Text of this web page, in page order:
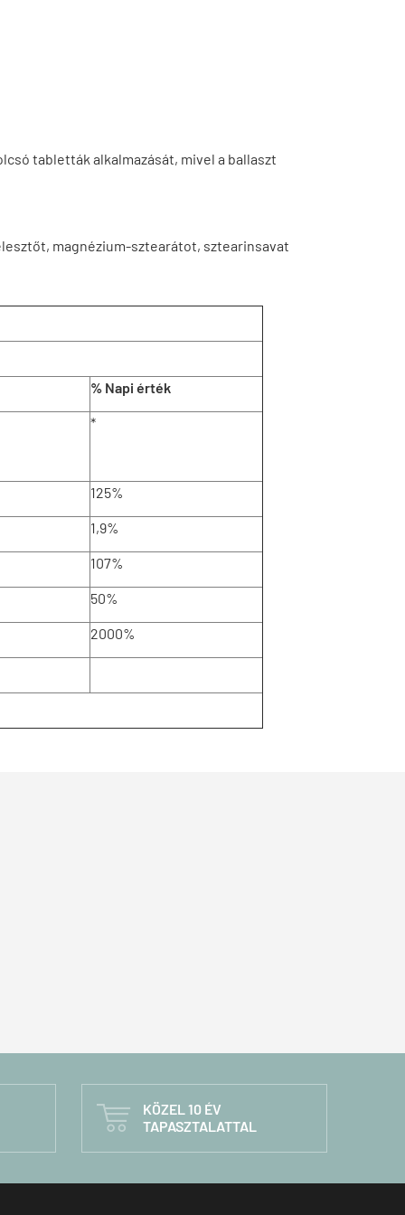
tabletták alkalmazását, mivel a ballaszt
magnézium-sztearátot, sztearinsavat
% Napi érték
*
125%
1,9%
107%
50%
2000%

KÖZEL 10 ÉV
TAPASZTALATTAL